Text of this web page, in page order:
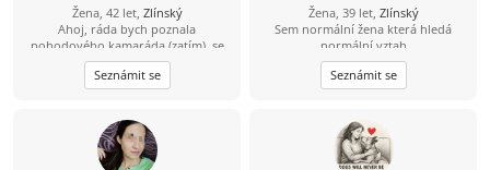
Žena, 42 let, Zlínský
Ahoj, ráda bych poznala
pohodového kamaráda (zatím), se
kterým můžu probrat snad úplně
všechno :), najde se takový? :)
Seznámit se
Žena, 39 let, Zlínský
Sem normální žena která hledá
normální vztah
Seznámit se